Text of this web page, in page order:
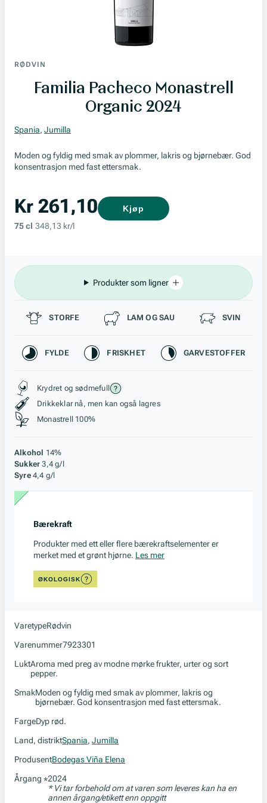
RØDVIN
Familia Pacheco Monastrell
Organic 2024
Spania, Jumilla
Moden og fyldig med smak av plommer, lakris og bjørnebær. God
konsentrasjon med fast ettersmak.
Kr 261,10
75 cl 348,13 kr/l
Kjøp
Produkter som ligner
Passer til
STORFE LAM OG SAU SVIN
Karakteristikk
FYLDE FRISKHET GARVESTOFFER
Stil, lagring og råstoff
Krydret og sødmefull
Drikkeklar nå, men kan også lagres
Monastrell 100%
Alkohol 14%
Sukker 3,4 g/l
Syre 4,4 g/l
Bærekraft
Produkter med ett eller flere bærekraftselementer er
merket med et grønt hjørne. Les mer
ØKOLOGISK
VaretypeRødvin
Varenummer7923301
LuktAroma med preg av modne mørke frukter, urter og sort
pepper.
SmakModen og fyldig med smak av plommer, lakris og
bjørnebær. God konsentrasjon med fast ettersmak.
FargeDyp rød.
Land, distriktSpania, Jumilla
ProdusentBodegas Viña Elena
Årgang *2024
* Vi tar forbehold om at varen som leveres kan ha en
annen årgang/etikett enn oppgitt